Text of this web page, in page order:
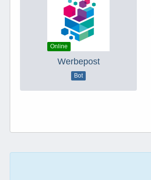
Online
Werbepost
Bot